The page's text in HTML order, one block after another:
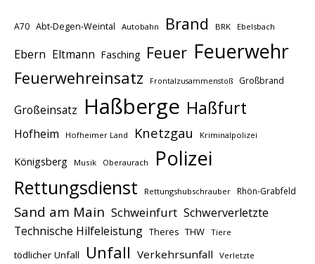
A70 Abt-Degen-Weintal Autobahn Brand BRK Ebelsbach
Ebern Eltmann Fasching Feuer Feuerwehr
Feuerwehreinsatz Frontalzusammenstoß Großbrand
Großeinsatz Haßberge Haßfurt
Hofheim Hofheimer Land Knetzgau Kriminalpolizei
Königsberg Musik Oberaurach Polizei
Rettungsdienst Rettungshubschrauber Rhön-Grabfeld
Sand am Main Schweinfurt Schwerverletzte
Technische Hilfeleistung Theres THW Tiere
tödlicher Unfall Unfall Verkehrsunfall Verletzte